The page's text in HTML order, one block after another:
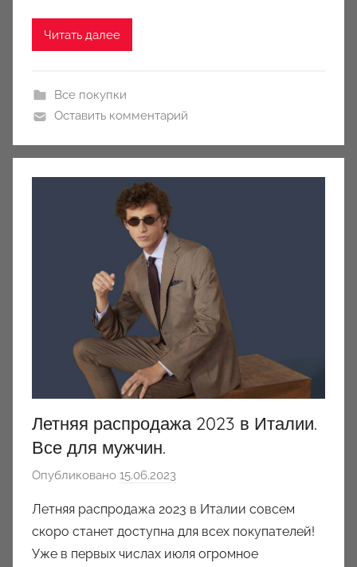
Читать далее
Все покупки
Оставить комментарий
Летняя распродажа 2023 в Италии.
Все для мужчин.
Опубликовано 15.06.2023
т
о
р
Летняя распродажа 2023 в Италии совсем
скоро станет доступна для всех покупателей!
Уже в первых числах июля огромное